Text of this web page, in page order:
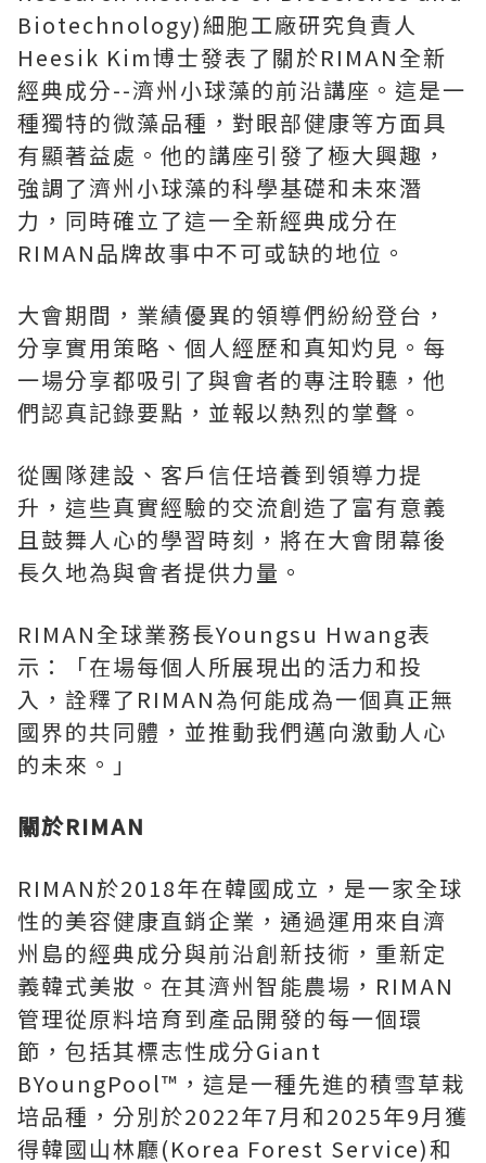
Biotechnology)細胞工廠研究負責人
Heesik Kim博士發表了關於RIMAN全新
經典成分--濟州小球藻的前沿講座。這是一
種獨特的微藻品種，對眼部健康等方面具
有顯著益處。他的講座引發了極大興趣，
強調了濟州小球藻的科學基礎和未來潛
力，同時確立了這一全新經典成分在
RIMAN品牌故事中不可或缺的地位。
大會期間，業績優異的領導們紛紛登台，
分享實用策略、個人經歷和真知灼見。每
一場分享都吸引了與會者的專注聆聽，他
們認真記錄要點，並報以熱烈的掌聲。
從團隊建設、客戶信任培養到領導力提
升，這些真實經驗的交流創造了富有意義
且鼓舞人心的學習時刻，將在大會閉幕後
長久地為與會者提供力量。
RIMAN全球業務長Youngsu Hwang表
示：「在場每個人所展現出的活力和投
入，詮釋了RIMAN為何能成為一個真正無
國界的共同體，並推動我們邁向激動人心
的未來。」
關於RIMAN
RIMAN於2018年在韓國成立，是一家全球
性的美容健康直銷企業，通過運用來自濟
州島的經典成分與前沿創新技術，重新定
義韓式美妝。在其濟州智能農場，RIMAN
管理從原料培育到產品開發的每一個環
節，包括其標志性成分Giant
BYoungPool™，這是一種先進的積雪草栽
培品種，分別於2022年7月和2025年9月獲
得韓國山林廳(Korea Forest Service)和